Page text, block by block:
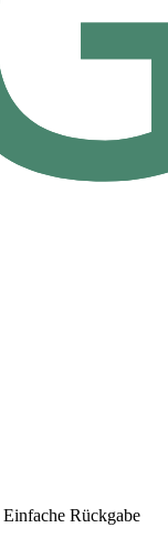
Einfache Rückgabe